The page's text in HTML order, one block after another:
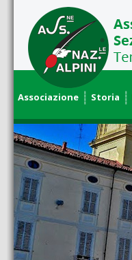
Associazione Storia